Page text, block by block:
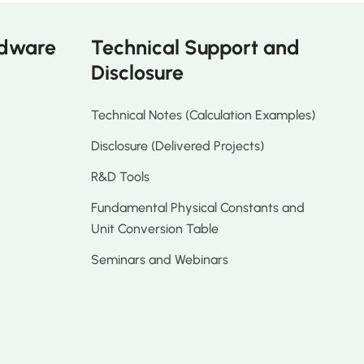
Technical Support and
Disclosure
Technical Notes (Calculation Examples)
Disclosure (Delivered Projects)
R&D Tools
Fundamental Physical Constants and
Unit Conversion Table
Seminars and Webinars